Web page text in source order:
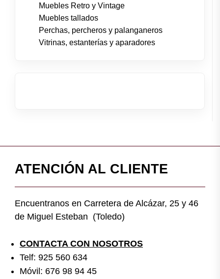
Muebles Retro y Vintage
Muebles tallados
Perchas, percheros y palanganeros
Vitrinas, estanterías y aparadores
ATENCIÓN AL CLIENTE
Encuentranos en Carretera de Alcázar, 25 y 46
de Miguel Esteban (Toledo)
CONTACTA CON NOSOTROS
Telf: 925 560 634
Móvil: 676 98 94 45